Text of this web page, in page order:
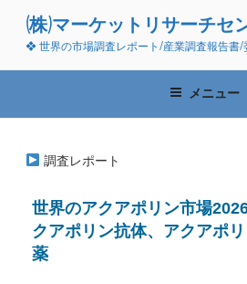
ン
(株)マーケットリサーチセ
❖ 世界の市場調査レポート/産業調査報告書/
メニュー
調査レポート
世界のアクアポリン市場
クアポリン抗体、アクアポ
薬